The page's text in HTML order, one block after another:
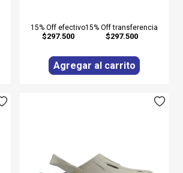
15% Off efectivo
$297.500
15% Off transferencia
$297.500
Agregar al carrito